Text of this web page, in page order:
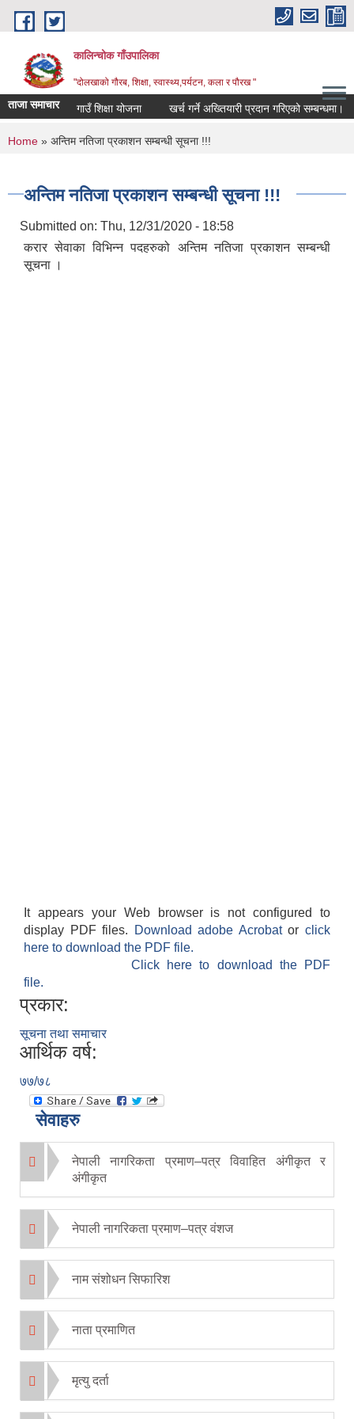
Skip to main content
कालिन्चोक गाँउपालिका
"दोलखाको गौरब, शिक्षा, स्वास्थ्य,पर्यटन, कला र पौरख "
ताजा समाचार गाउँ शिक्षा योजना खर्च गर्ने अख्तियारी प्रदान गरिएको सम्बन्धमा।
You are here
Home » अन्तिम नतिजा प्रकाशन सम्बन्धी सूचना !!!
अन्तिम नतिजा प्रकाशन सम्बन्धी सूचना !!!
Submitted on: Thu, 12/31/2020 - 18:58
करार सेवाका विभिन्न पदहरुको अन्तिम नतिजा प्रकाशन सम्बन्धी
सूचना ।
It appears your Web browser is not configured to
display PDF files.
Download adobe Acrobatorclick
here to download the PDF file.
Click here to download the PDF
file.
प्रकार:
सूचना तथा समाचार
आर्थिक वर्ष:
७७/७८
सेवाहरु
नेपाली नागरिकता प्रमाण–पत्र विवाहित अंगीकृत र
अंगीकृत
नेपाली नागरिकता प्रमाण–पत्र वंशज
नाम संशोधन सिफारिश
नाता प्रमाणित
मृत्यु दर्ता